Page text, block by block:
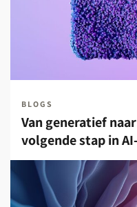
BLOGS
Van generatief
volgende stap in